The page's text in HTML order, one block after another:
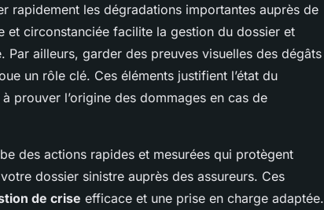
rapidement les dégradations importantes auprès de
et circonstanciée facilite la gestion du dossier et
ailleurs, garder des preuves visuelles des dégâts
un rôle clé. Ces éléments justifient l’état du
prouver l’origine des dommages en cas de
des actions rapides et mesurées qui protègent
dossier sinistre auprès des assureurs. Ces
de crise efficace et une prise en charge adaptée.